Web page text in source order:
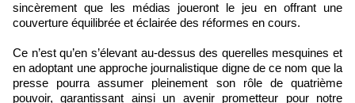
sincèrement que les médias joueront le jeu en offrant une
couverture équilibrée et éclairée des réformes en cours.
Ce n’est qu’en s’élevant au-dessus des querelles mesquines et
en adoptant une approche journalistique digne de ce nom que la
presse pourra assumer pleinement son rôle de quatrième
pouvoir, garantissant ainsi un avenir prometteur pour notre